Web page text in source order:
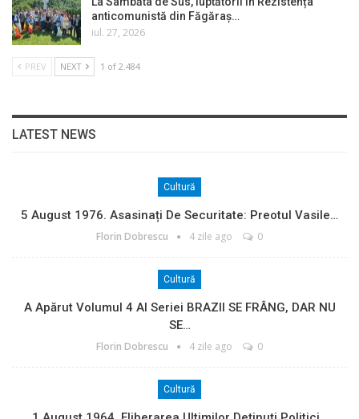
anticomunistă din Făgăraș…
iul. 27, 2026
PREV NEXT 1 of 2.484
LATEST NEWS
Cultură
5 August 1976. Asasinați De Securitate: Preotul Vasile…
Florin Dobrescu 4 zile ago 0
Cultură
A Apărut Volumul 4 Al Seriei BRAZII SE FRÂNG, DAR NU
SE…
Florin Dobrescu 4 zile ago 0
Cultură